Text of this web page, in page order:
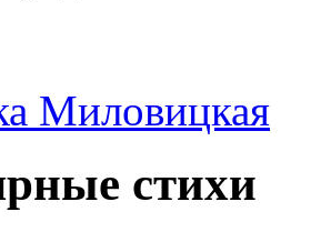
Миловицкая
стихи